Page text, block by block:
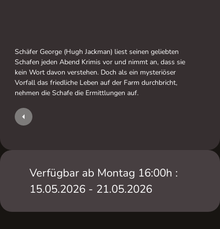
Schäfer George (Hugh Jackman) liest seinen geliebten
Schafen jeden Abend Krimis vor und nimmt an, dass sie
kein Wort davon verstehen. Doch als ein mysteriöser
Vorfall das friedliche Leben auf der Farm durchbricht,
nehmen die Schafe die Ermittlungen auf.
Verfügbar ab Montag 16:00h :
15.05.2026 - 21.05.2026